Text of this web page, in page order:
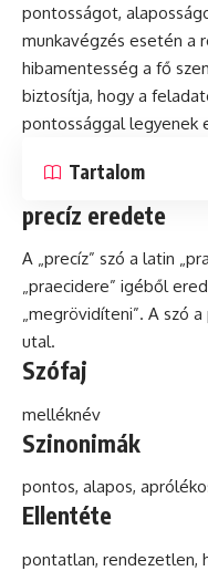
pontosságot,
munkavégzés esetén a
hibamentesség a fő
biztosítja, hogy a
pontossággal legyenek
Tartalom
precíz eredete
A „precíz” szó a latin
„praecidere” igéből
„megrövidíteni”. A szó
utal.
Szófaj
melléknév
Szinonimák
pontos, alapos,
Ellentéte
pontatlan, rendezetlen,